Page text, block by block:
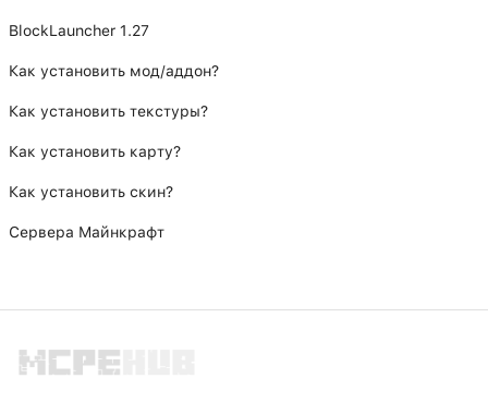
BlockLauncher 1.27
Как установить мод/аддон?
Как установить текстуры?
Как установить карту?
Как установить скин?
Сервера Майнкрафт